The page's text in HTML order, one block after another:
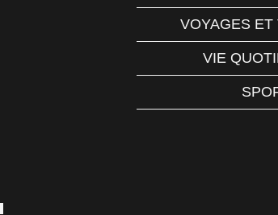
VOYAGES ET
VIE